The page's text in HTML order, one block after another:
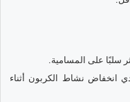
فيجب أن تكون أقل من 5٪ لتفادي انخفاض نشاط الكربون أثناء